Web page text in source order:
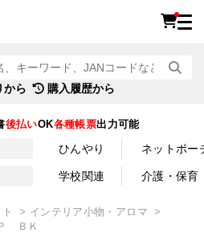
から 購入履歴から
後払いOK各種帳票出力可能
ひんやり ネットポー
学校関連 介護・保育
インテリア小物・アロマ
ＢＫ